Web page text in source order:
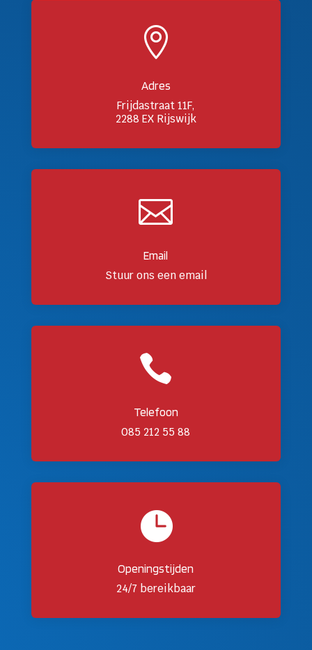

Adres
Frijdastraat 11F,
2288 EX Rijswijk

Email
Stuur ons een email

Telefoon
085 212 55 88

Openingstijden
24/7 bereikbaar